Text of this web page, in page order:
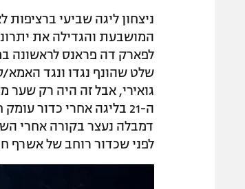
ניצחון ליגה שביעי
לפארק דה פראנס לראשונה
דמבלה נעצר בקורה אחרי
לפני שכדור רוחב של אשרף